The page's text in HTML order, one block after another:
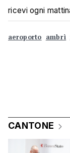
ricevi ogni
aeroporto ambrì
CANTONE